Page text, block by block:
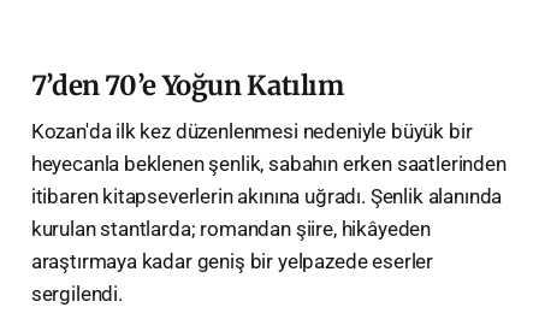
​7’den 70’e Yoğun Katılım
​Kozan'da ilk kez düzenlenmesi nedeniyle büyük bir
heyecanla beklenen şenlik, sabahın erken saatlerinden
itibaren kitapseverlerin akınına uğradı. Şenlik alanında
kurulan stantlarda; romandan şiire, hikâyeden
araştırmaya kadar geniş bir yelpazede eserler
sergilendi.